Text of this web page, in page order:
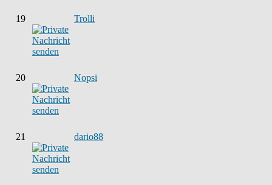
19 Trolli
20 Nopsi
21 dario88